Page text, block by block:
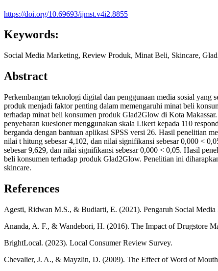
https://doi.org/10.69693/ijmst.v4i2.8855
Keywords:
Social Media Marketing, Review Produk, Minat Beli, Skincare,
Abstract
Perkembangan teknologi digital dan penggunaan media sosial yang
produk menjadi faktor penting dalam memengaruhi minat beli
terhadap minat beli konsumen produk Glad2Glow di Kota
penyebaran kuesioner menggunakan skala Likert kepada 110
berganda dengan bantuan aplikasi SPSS versi 26. Hasil penelitian
nilai t hitung sebesar 4,102, dan nilai signifikansi sebesar 0,000 <
sebesar 9,629, dan nilai signifikansi sebesar 0,000 < 0,05. Hasil
beli konsumen terhadap produk Glad2Glow. Penelitian ini
skincare.
References
Agesti, Ridwan M.S., & Budiarti, E. (2021). Pengaruh Social
Ananda, A. F., & Wandebori, H. (2016). The Impact of Drugstore
BrightLocal. (2023). Local Consumer Review Survey.
Chevalier, J. A., & Mayzlin, D. (2009). The Effect of Word of